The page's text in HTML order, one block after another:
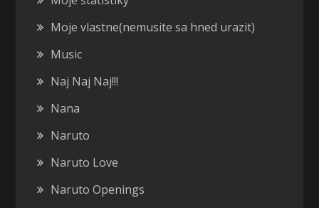
Moje vlastne(nemusite sa hned urazit)
Music
Naj Naj Naj!!!
Nana
Naruto
Naruto Love
Naruto Openings